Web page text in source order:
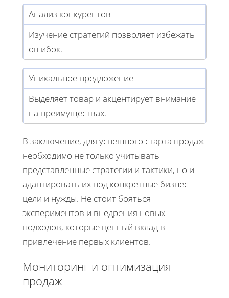
Анализ конкурентов
Изучение стратегий позволяет избежать
ошибок.
Уникальное предложение
Выделяет товар и акцентирует внимание
на преимуществах.
В заключение, для успешного старта продаж
необходимо не только учитывать
представленные стратегии и тактики, но и
адаптировать их под конкретные бизнес-
цели и нужды. Не стоит бояться
экспериментов и внедрения новых
подходов, которые ценный вклад в
привлечение первых клиентов.
Мониторинг и оптимизация
продаж